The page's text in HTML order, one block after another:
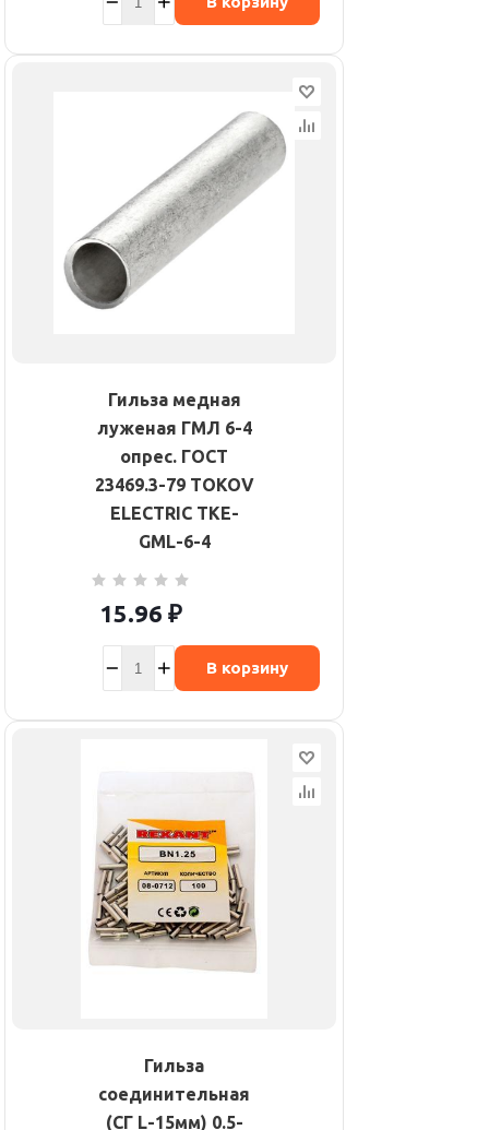
Гильза медная
луженая ГМЛ 6-4
опрес. ГОСТ
23469.3-79 TOKOV
ELECTRIC TKE-
GML-6-4
15.96 ₽
В корзину
Гильза
соединительная
(СГ L-15мм) 0.5-